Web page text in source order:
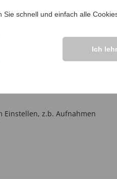
>>
Einstellen, z.b. Aufnahmen
Sie schnell und einfach alle
Ich